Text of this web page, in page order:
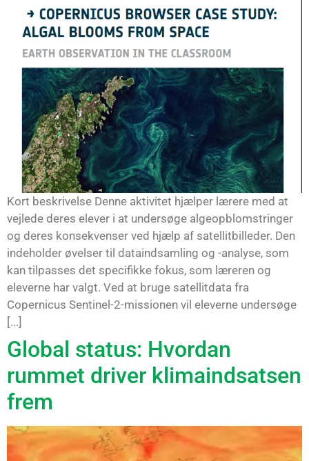
Kort beskrivelse Denne aktivitet hjælper lærere med at
vejlede deres elever i at undersøge algeopblomstringer
og deres konsekvenser ved hjælp af satellitbilleder. Den
indeholder øvelser til dataindsamling og -analyse, som
kan tilpasses det specifikke fokus, som læreren og
eleverne har valgt. Ved at bruge satellitdata fra
Copernicus Sentinel-2-missionen vil eleverne undersøge
[...]
Global status: Hvordan
rummet driver klimaindsatsen
frem